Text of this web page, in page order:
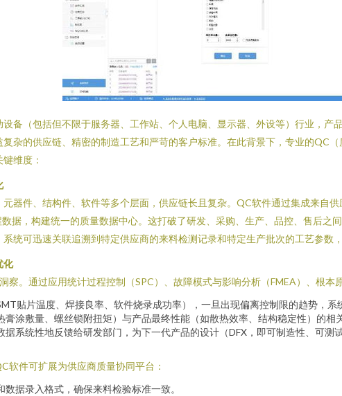
备（包括但不限于服务器、工作站、个人电脑、显示器、外设等）行业，
杂的供应链、精密的制造工艺和严苛的客户标准。在此背景下，专业的QC
维度：
器件、结构件、软件等多个层面，供应链长且复杂。QC软件通过集成来自
据，构建统一的质量数据中心。这打破了研发、采购、生产、品控、售后之
统可迅速关联追溯到特定供应商的来料检测记录和特定生产批次的工艺参数
化
察。通过应用统计过程控制（SPC）、故障模式与影响分析（FMEA）、根本
贴片温度、焊接良率、软件烧录成功率），一旦出现偏离控制限的趋势，系
涂敷量、螺丝锁附扭矩）与产品最终性能（如散热效率、结构稳定性）的相
系统性地反馈给研发部门，为下一代产品的设计（DFX，即可制造性、可测
软件可扩展为供应商质量协同平台：
据录入格式，确保来料检验标准一致。